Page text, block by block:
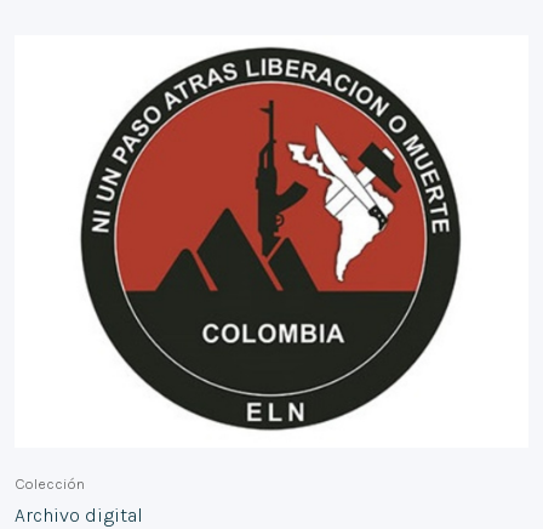
Colección
Archivo digital